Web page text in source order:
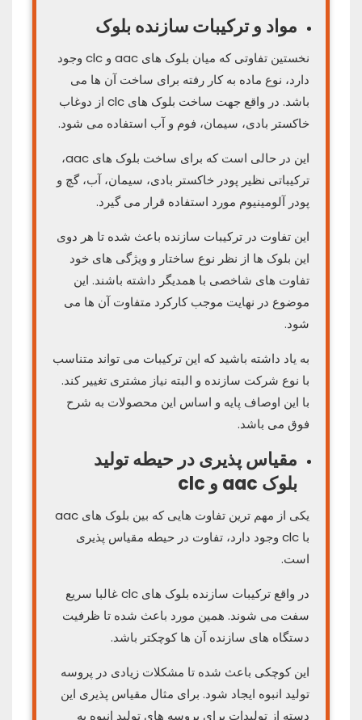
مواد و ترکیبات سازنده بلوک
نخستین تفاوتی که میان بلوک های aac و clc وجود
دارد، نوع ماده به کار رفته برای ساخت آن ها می
باشد. در واقع جهت ساخت بلوک های clc از دوغاب
خاکستر بادی، سیمان، فوم و آب استفاده می شود.
این در حالی است که برای ساخت بلوک های aac،
ترکیباتی نظیر پودر خاکستر بادی، سیمان، آب، گچ و
پودر آلومینیوم مورد استفاده قرار می گیرد.
این تفاوت در ترکیبات سازنده باعث شده تا هر دوی
این بلوک ها از نظر نوع ساختار و ویژگی های خود
تفاوت های شاخصی با همدیگر داشته باشند. این
موضوع در نهایت موجب کارکرد متفاوت آن ها می
شود.
به یاد داشته باشید که این ترکیبات می تواند متناسب
با نوع شرکت سازنده و البته نیاز مشتری تغییر کند.
با این اوصاف پایه و اساس این محصولات به شرح
فوق می باشد.
مقیاس پذیری در حیطه تولید
بلوک aac و clc
یکی از مهم ترین تفاوت هایی که بین بلوک های aac
با clc وجود دارد، تفاوت در حیطه مقیاس پذیری
است.
در واقع ترکیبات سازنده بلوک های clc غالبا سریع
سفت می شوند. همین مورد باعث شده تا ظرفیت
دستگاه های سازنده آن ها کوچکتر باشد.
این کوچکی باعث شده تا مشکلات زیادی در پروسه
تولید انبوه ایجاد شود. برای مثال مقیاس پذیری این
دسته از تولیدات برای پروسه های تولید انبوه به